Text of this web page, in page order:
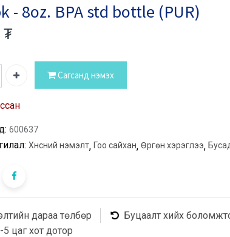
- 8oz. BPA std bottle (PUR)
₮
Сагсанд нэмэх
600637
Хүнсний нэмэлт, Гоо сайхан, Өргөн хэрэглээ,
дараа төлбөр
Буцаалт хийх
5 цаг хот дотор